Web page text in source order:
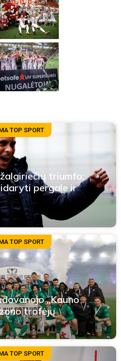
TOP SPORT
triumfo:
pergale ir
TOP SPORT
„Kauno
trofėjų
TOP SPORT